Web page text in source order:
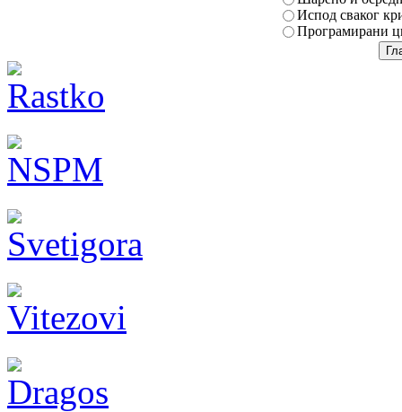
Испод сваког
Програмирани